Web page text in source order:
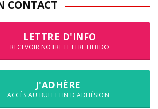
CONTACT
LETTRE D'INFO
RECEVOIR NOTRE LETTRE HEBDO
J'ADHÈRE
ACCÈS AU BULLETIN D'ADHÉSION